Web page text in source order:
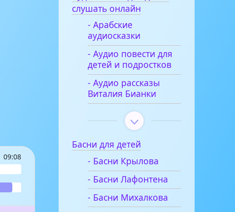
09:08
слушать онлайн
- Арабские
аудиосказки
- Аудио повести для
детей и подростков
- Аудио рассказы
Виталия Бианки
Басни для детей
- Басни Крылова
- Басни Лафонтена
- Басни Михалкова